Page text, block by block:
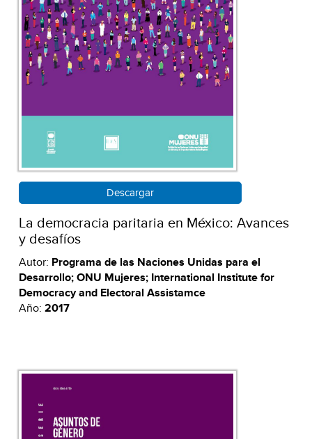
Descargar
La democracia paritaria en México: Avances
y desafíos
Autor: Programa de las Naciones Unidas para el
Desarrollo; ONU Mujeres; International Institute for
Democracy and Electoral Assistamce
Año: 2017